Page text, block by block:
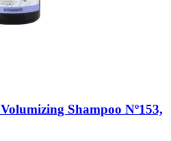
Volumizing Shampoo Nº153,